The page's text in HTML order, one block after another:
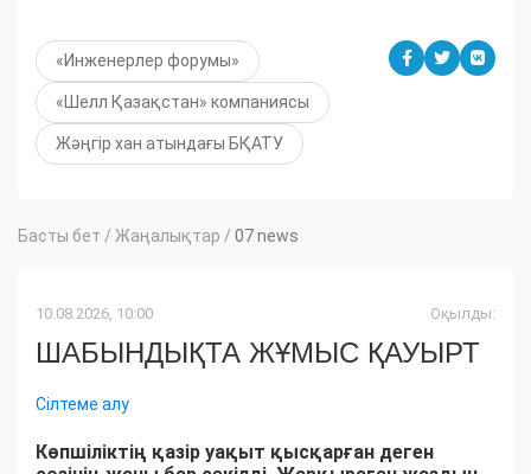
«Инженерлер форумы»
«Шелл Қазақстан» компаниясы
Жәңгір хан атындағы БҚАТУ
Басты бет / Жаңалықтар / 07 news
10.08.2026, 10:00 Оқылды:
ШАБЫНДЫҚТА ЖҰМЫС ҚАУЫРТ
Сілтеме алу
Көпшіліктің қазір уақыт қысқарған деген